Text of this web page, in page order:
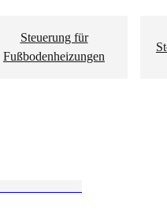
Steuerung für
Fußbodenheizungen